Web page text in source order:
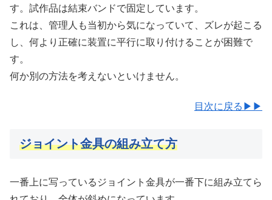
す。試作品は結束バンドで固定しています。
これは、管理人も当初から気になっていて、ズレが起こる
し、何より正確に装置に平行に取り付けることが困難で
す。
何か別の方法を考えないといけません。
目次に戻る▶▶
ジョイント金具の組み立て方
一番上に写っているジョイント金具が一番下に組み立てら